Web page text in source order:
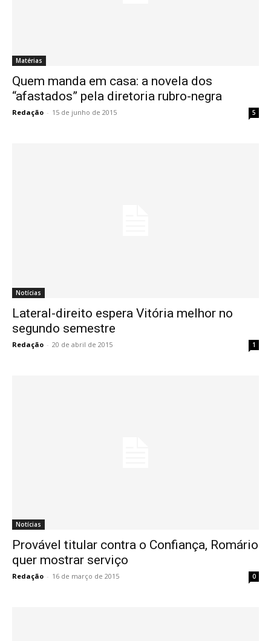
Matérias
Quem manda em casa: a novela dos
“afastados” pela diretoria rubro-negra
Redação - 15 de junho de 2015 5
Notícias
Lateral-direito espera Vitória melhor no
segundo semestre
Redação - 20 de abril de 2015 1
Notícias
Provável titular contra o Confiança, Romário
quer mostrar serviço
Redação - 16 de março de 2015 0